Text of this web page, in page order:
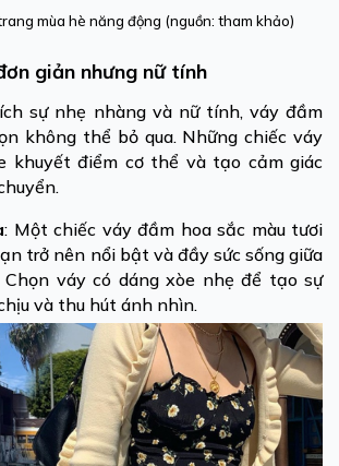
mùa hè năng động (nguồn: tham khảo)
giản nhưng nữ tính
sự nhẹ nhàng và nữ tính, váy đầm
không thể bỏ qua. Những chiếc váy
khuyết điểm cơ thể và tạo cảm giác
: Một chiếc váy đầm hoa sắc màu tươi
trở nên nổi bật và đầy sức sống giữa
Chọn váy có dáng xòe nhẹ để tạo sự
và thu hút ánh nhìn.